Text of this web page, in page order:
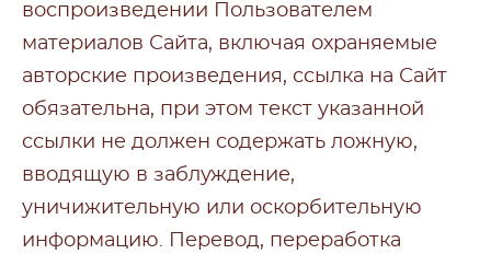
воспроизведении Пользователем
материалов Сайта, включая охраняемые
авторские произведения, ссылка на Сайт
обязательна, при этом текст указанной
ссылки не должен содержать ложную,
вводящую в заблуждение,
уничижительную или оскорбительную
информацию. Перевод, переработка